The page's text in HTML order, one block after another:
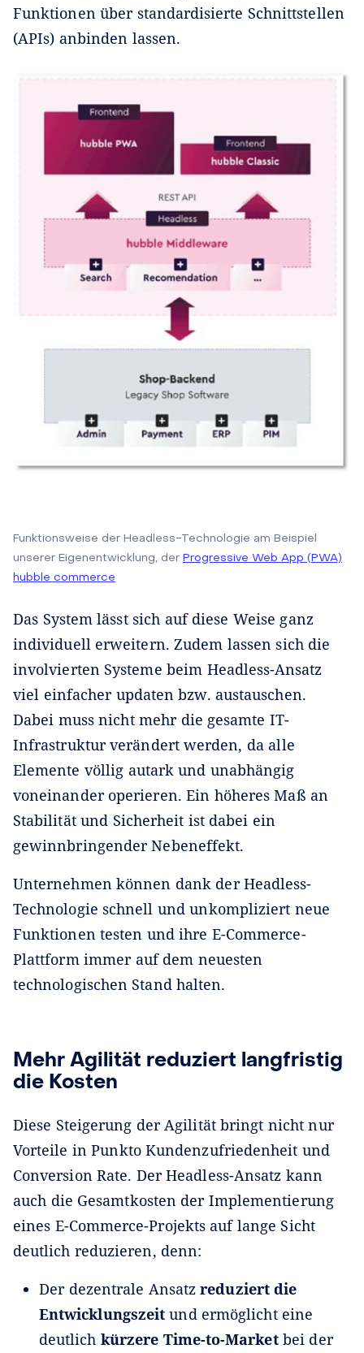
Funktionen über standardisierte Schnittstellen
(APIs) anbinden lassen.
Funktionsweise der Headless-Technologie am Beispiel
unserer Eigenentwicklung, der Progressive Web App (PWA)
hubble commerce
Das System lässt sich auf diese Weise ganz
individuell erweitern. Zudem lassen sich die
involvierten Systeme beim Headless-Ansatz
viel einfacher updaten bzw. austauschen.
Dabei muss nicht mehr die gesamte IT-
Infrastruktur verändert werden, da alle
Elemente völlig autark und unabhängig
voneinander operieren. Ein höheres Maß an
Stabilität und Sicherheit ist dabei ein
gewinnbringender Nebeneffekt.
Unternehmen können dank der Headless-
Technologie schnell und unkompliziert neue
Funktionen testen und ihre E-Commerce-
Plattform immer auf dem neuesten
technologischen Stand halten.
Mehr Agilität reduziert langfristig
die Kosten
Diese Steigerung der Agilität bringt nicht nur
Vorteile in Punkto Kundenzufriedenheit und
Conversion Rate. Der Headless-Ansatz kann
auch die Gesamtkosten der Implementierung
eines E-Commerce-Projekts auf lange Sicht
deutlich reduzieren, denn:
Der dezentrale Ansatzreduziert die
Entwicklungszeitund ermöglicht eine
deutlich kürzere Time-to-Marketbei der